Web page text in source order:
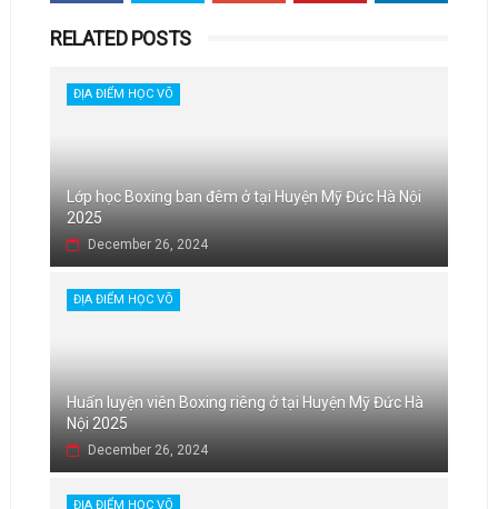
RELATED POSTS
ĐỊA ĐIỂM HỌC VÕ
Lớp học Boxing ban đêm ở tại Huyện Mỹ Đức Hà Nội
2025
December 26, 2024
ĐỊA ĐIỂM HỌC VÕ
Huấn luyện viên Boxing riêng ở tại Huyện Mỹ Đức Hà
Nội 2025
December 26, 2024
ĐỊA ĐIỂM HỌC VÕ